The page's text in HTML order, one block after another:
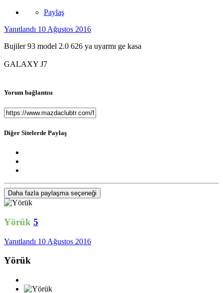
Paylaş
Yanıtlandı 10 Ağustos 2016
Bujiler 93 model 2.0 626 ya uyarmı ge kasa
GALAXY J7
Yorum bağlantısı
Diğer Sitelerde Paylaş
Daha fazla paylaşma seçeneği
Yörük 5
Yanıtlandı 10 Ağustos 2016
Yörük